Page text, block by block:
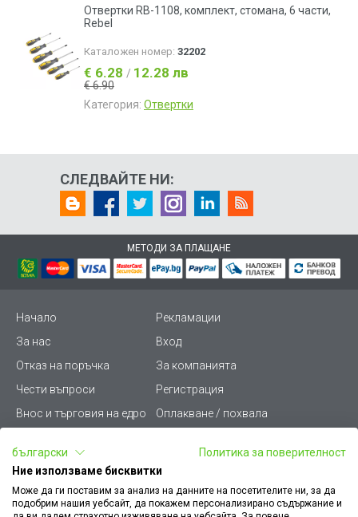
Отвертки RB-1108, комплект, стомана, 6 части,
Rebel
Каталожен номер: 32202
€ 6.28 / 12.28 лв
€ 6.90
Категория: Отвертки
СЛЕДВАЙТЕ НИ:
МЕТОДИ ЗА ПЛАЩАНЕ
Начало
Рекламации
За нас
Вход
Отказ на поръчка
За компанията
Чести въпроси
Регистрация
Внос и търговия на едро
Оплакване / похвала
Условия за ползване
Стани дистрибутор
Карта на сайта
Кариери
български
Политика за поверителност
Ние използваме бисквитки
Може да ги поставим за анализ на данните на посетителите ни, за да
подобрим нашия уебсайт, да покажем персонализирано съдържание и